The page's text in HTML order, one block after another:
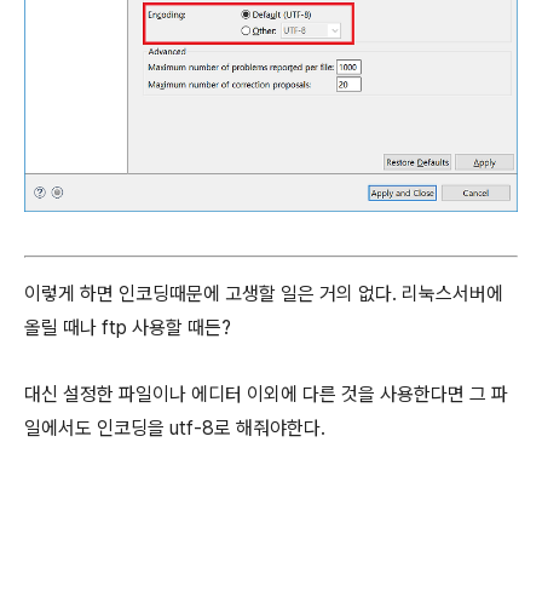
이렇게 하면 인코딩때문에 고생할 일은 거의 없다. 리눅스서버에
올릴 때나 ftp 사용할 때든?
대신 설정한 파일이나 에디터 이외에 다른 것을 사용한다면 그 파
일에서도 인코딩을 utf-8로 해줘야한다.